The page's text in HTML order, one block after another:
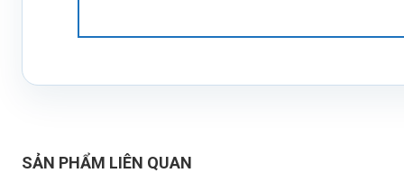
SẢN PHẨM LIÊN QUAN